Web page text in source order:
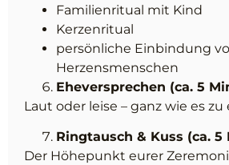
Familienritual mit Kind
Kerzenritual
persönliche Einbindung
Herzensmenschen
Eheversprechen (ca. 5
Laut oder leise – ganz wie es zu
Ringtausch & Kuss (ca. 5
Der Höhepunkt eurer